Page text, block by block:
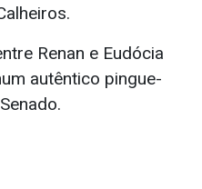
Renan e Eudócia
autêntico pingue-